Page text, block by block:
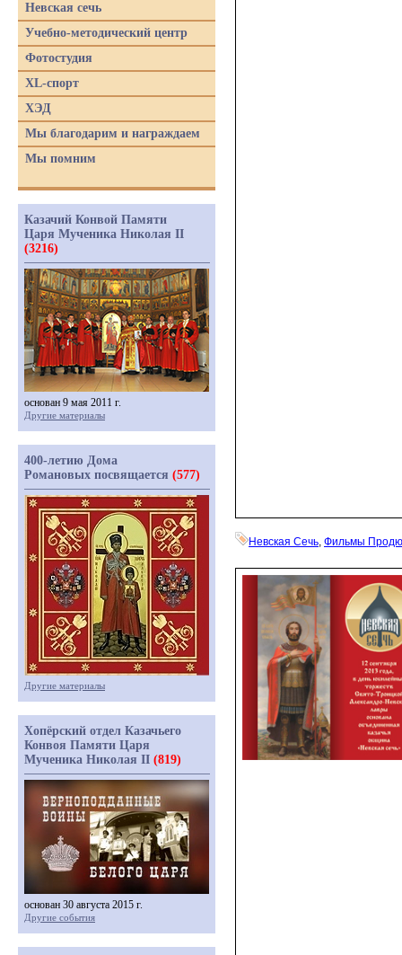
Невская Сечь, Фильмы
Невская сечь
Учебно-методический центр
Фотостудия
XL-спорт
ХЭД
Мы благодарим и награждаем
Мы помним
Казачий Конвой Памяти
Царя Мученика Николая II
(3216)
основан 9 мая 2011 г.
Другие материалы
400-летию Дома
Романовых посвящается (577)
Другие материалы
Хопёрский отдел Казачьего
Конвоя Памяти Царя
Мученика Николая II (819)
основан 30 августа 2015 г.
Другие события